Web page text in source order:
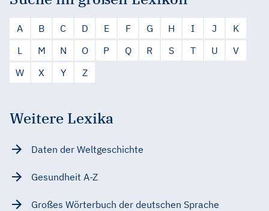
A B C D E F G H I J
K
L
M N O P Q R S T U
V
W
X Y Z
Weitere Lexika
Daten der Weltgeschichte
Gesundheit A-Z
Großes Wörterbuch der deutschen Sprache